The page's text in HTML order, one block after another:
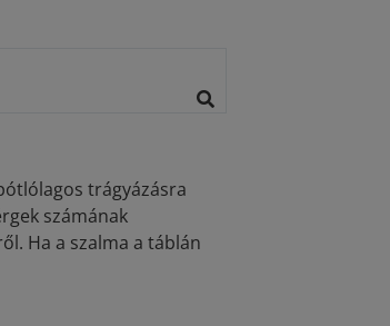
trágyázásra
számának
Ha a szalma a táblán